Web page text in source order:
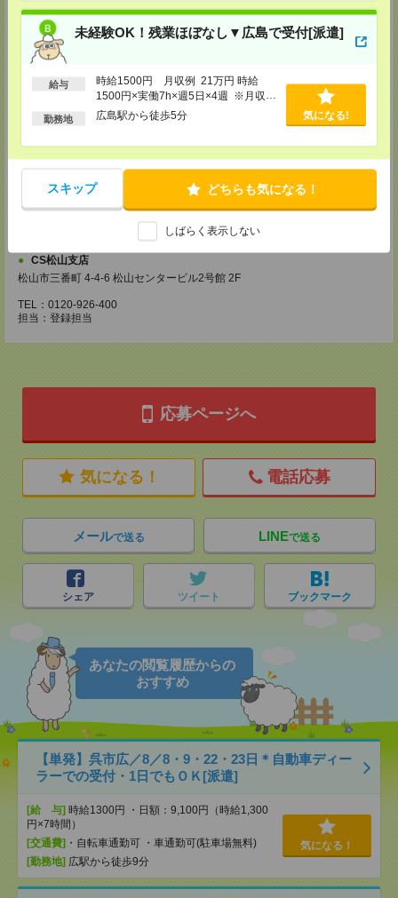
未経験OK！残業ほぼなし▼広島で受付[派遣]
給与
時給1500円 月収例 21万円 時給
1500円×実働7h×週5日×4週 ※月収例
を保証するものではありません。※給
勤務地 広島駅から徒歩5分 気になる!
スキップ どちらも気になる！
しばらく表示しない
【来社登録】約1.5～2時間＊経験・ご希望による
・ガイダンス
・経験や希望をインタビュー
・スキルチェック
・お仕事のご紹介
登録場所
CS広島支店
TEL：0120-921-943
担当：採用担当
CS高松支店
〒760-0027 香川県高松市紺屋町9-6 高松大同生命ビル7
CS松山支店
松山市三番町 4-4-6 松山センタービル2号館 2F
TEL：0120-926-400
担当：登録担当
応募ページへ
気になる！ 電話応募
メールで送る LINEで送る
シェア ツイート ブックマーク
あなたの閲覧履歴からの
おすすめ
【単発】呉市広／8／8・9・22・23日＊自動車ディー
ラーでの受付・1日でもＯＫ[派遣]
[給 与] 時給1300円 ・日額：9,100円（時給1,300
円×7時間）
[交通費] ・自転車通勤可 ・車通勤可(駐車場無料)
[勤務地] 広駅から徒歩9分
気になる！